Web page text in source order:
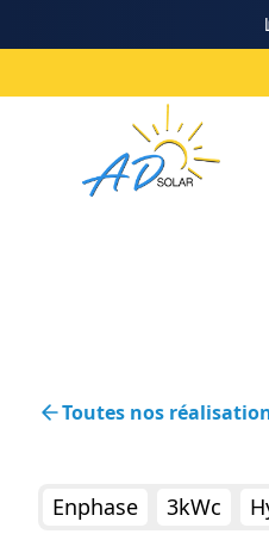
Toutes nos
Enphase 3kWc